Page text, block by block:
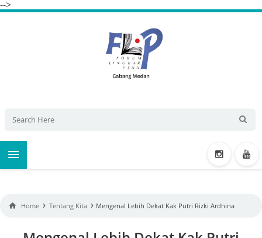
-->

 Home › Tentang Kita › Mengenal Lebih Dekat Kak Putri Rizki Ardhina